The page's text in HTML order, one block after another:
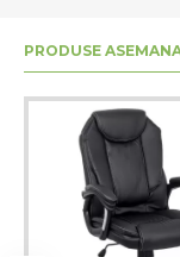
PRODUSE